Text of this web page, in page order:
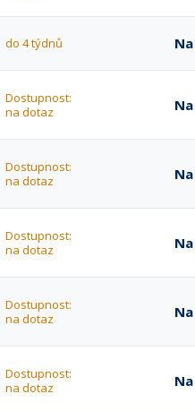
do 4 týdnů
Dostupnost:
na dotaz
Dostupnost:
na dotaz
Dostupnost:
na dotaz
Dostupnost:
na dotaz
Dostupnost:
na dotaz